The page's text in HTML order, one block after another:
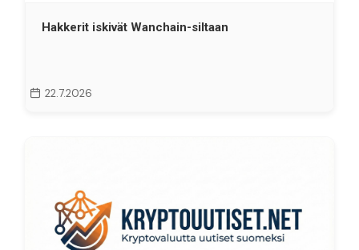
Hakkerit iskivät Wanchain-siltaan
22.7.2026